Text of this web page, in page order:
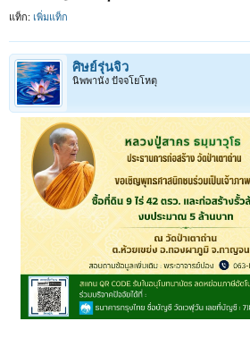
แท็ก: เพิ่มแท็ก
ศิษย์รุ่นจิ๋ว
นิพพานัง ปัจจโยโหตุ